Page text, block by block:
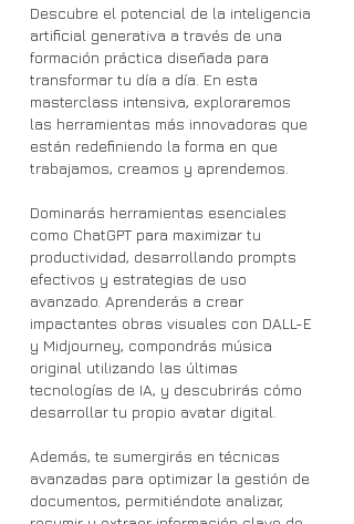
Descubre el potencial de la inteligencia
artificial generativa a través de una
formación práctica diseñada para
transformar tu día a día. En esta
masterclass intensiva, exploraremos
las herramientas más innovadoras que
están redefiniendo la forma en que
trabajamos, creamos y aprendemos.
Dominarás herramientas esenciales
como ChatGPT para maximizar tu
productividad, desarrollando prompts
efectivos y estrategias de uso
avanzado. Aprenderás a crear
impactantes obras visuales con DALL-E
y Midjourney, compondrás música
original utilizando las últimas
tecnologías de IA, y descubrirás cómo
desarrollar tu propio avatar digital.
Además, te sumergirás en técnicas
avanzadas para optimizar la gestión de
documentos, permitiéndote analizar,